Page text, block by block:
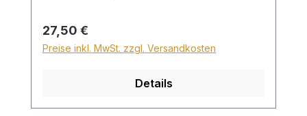
Für den Versand ins Ausland beträgt der
Sperrgutzuschlag 30€.
Regulärer Preis:
27,50 €
Preise inkl. MwSt. zzgl. Versandkosten
Details